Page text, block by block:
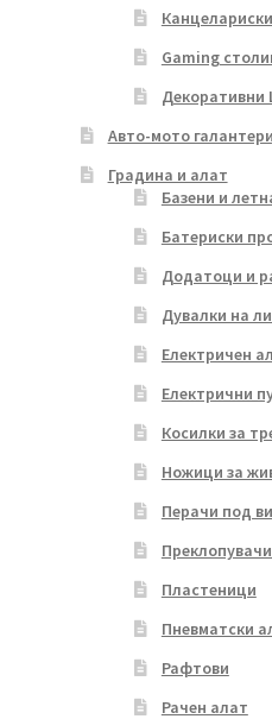
Gaming
Декоративни
Авто-мото
Градина и алат
Базени и
Батериски
Додатоци и
Дувалки на
Електричен
Електрични
Косилки за
Ножици за
Перачи под
Пластеници
Пневматски
Рафтови
Рачен алат